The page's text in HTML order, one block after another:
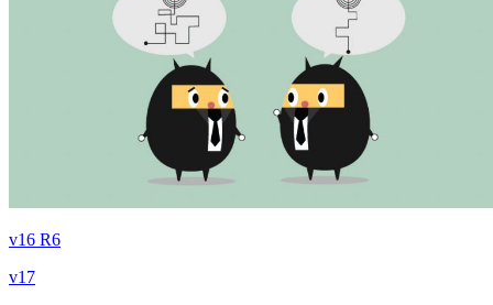
v16 R6
v17